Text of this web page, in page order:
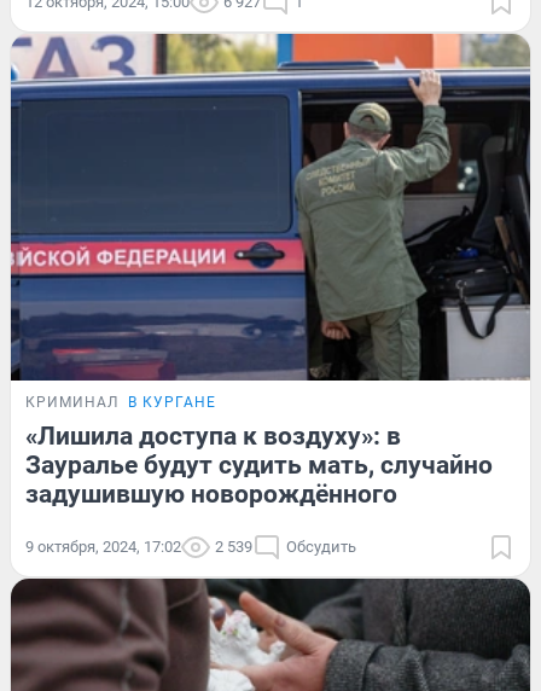
КРИМИНАЛ В КУРГАНЕ
«Лишила доступа к воздуху»: в
Зауралье будут судить мать, случайно
задушившую новорождённого
9 октября, 2024, 17:02 2 539 Обсудить